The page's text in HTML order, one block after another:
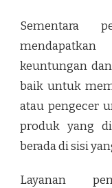
Sementara
keuntungan
baik untuk
atau pengecer
produk yang
berada di sisi
Layanan